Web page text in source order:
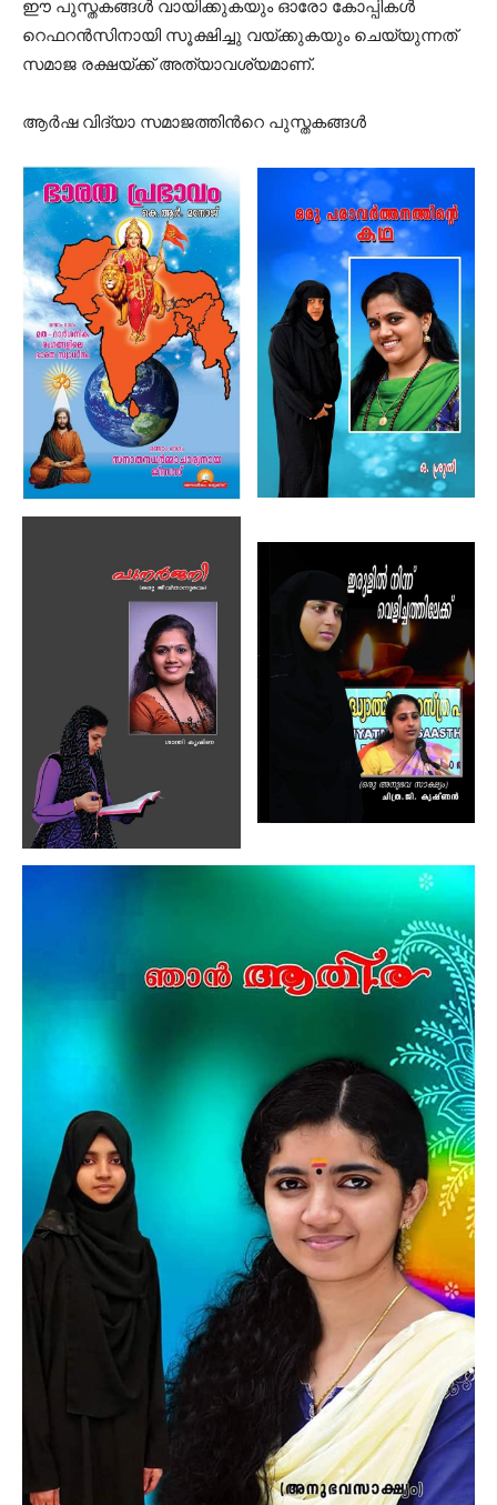
ഈ പുസ്തകങ്ങള്‍ വായിക്കുകയും ഓരോ കോപ്പികള്‍
റെഫറന്‍സിനായി സൂക്ഷിച്ചു വയ്ക്കുകയും ചെയ്യുന്നത്
സമാജ രക്ഷയ്ക്ക് അത്യാവശ്യമാണ്.
ആര്‍ഷ വിദ്യാ സമാജത്തിന്‍റെ പുസ്തകങ്ങള്‍